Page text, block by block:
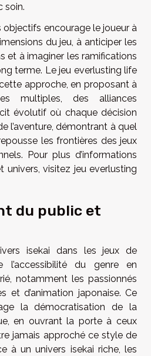
soin.
encourage le joueur à
du jeu, à anticiper les
et à imaginer les ramifications
terme. Le jeu everlusting life
approche, en proposant à
multiples, des alliances
évolutif où chaque décision
l’aventure, démontrant à quel
les frontières des jeux
Pour plus d’informations
univers, visitez jeu everlusting
du public et
isekai dans les jeux de
l’accessibilité du genre en
notamment les passionnés
et d’animation japonaise. Ce
la démocratisation de la
en ouvrant la porte à ceux
jamais approché ce style de
à un univers isekai riche, les